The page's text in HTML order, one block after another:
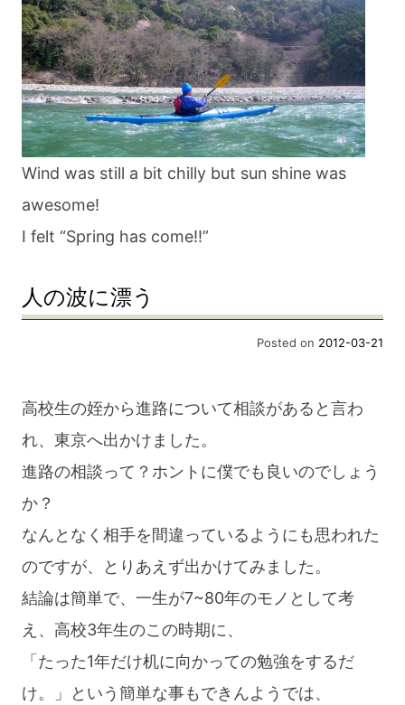
Wind was still a bit chilly but sun shine was
awesome!
I felt “Spring has come!!”
人の波に漂う
Posted on 2012-03-21
高校生の姪から進路について相談があると言わ
れ、東京へ出かけました。
進路の相談って？ホントに僕でも良いのでしょう
か？
なんとなく相手を間違っているようにも思われた
のですが、とりあえず出かけてみました。
結論は簡単で、一生が7~80年のモノとして考
え、高校3年生のこの時期に、
「たった1年だけ机に向かっての勉強をするだ
け。」という簡単な事もできんようでは、